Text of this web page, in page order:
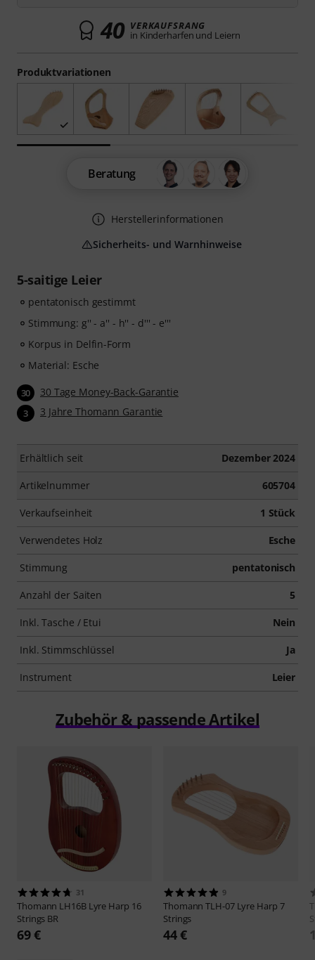
5-saitige Leier
pentatonisch gestimmt
Stimmung: g'' - a'' - h'' - d''' - e'''
Korpus in Delfin-Form
Material: Esche
30 30 Tage Money-Back-Garantie
3 3 Jahre Thomann Garantie
Erhältlich seit Dezember 2024
Artikelnummer 605704
Verkaufseinheit 1 Stück
Verwendetes Holz Esche
Stimmung pentatonisch
Anzahl der Saiten 5
Inkl. Tasche / Etui Nein
Inkl. Stimmschlüssel Ja
Instrument Leier
Produktvariationen
40 VERKAUFSRANG
in Kinderharfen und Leiern
Beratung
Herstellerinformationen
Sicherheits- und Warnhinweise
Zubehör & passende Artikel
31
Thomann LH16B Lyre Harp 16
Strings BR
69 €
9
ThomannTLH-07 Lyre Harp 7
Strings
44 €